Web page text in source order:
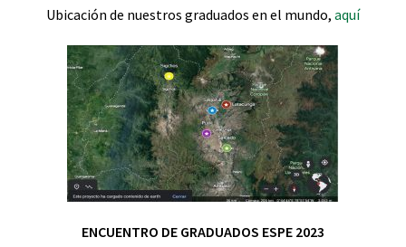
Ubicación de nuestros graduados en el mundo, aquí
ENCUENTRO DE GRADUADOS ESPE 2023